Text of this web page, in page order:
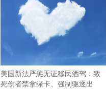
美国新法严惩无证移民酒驾：致
死伤者禁拿绿卡、强制驱逐出